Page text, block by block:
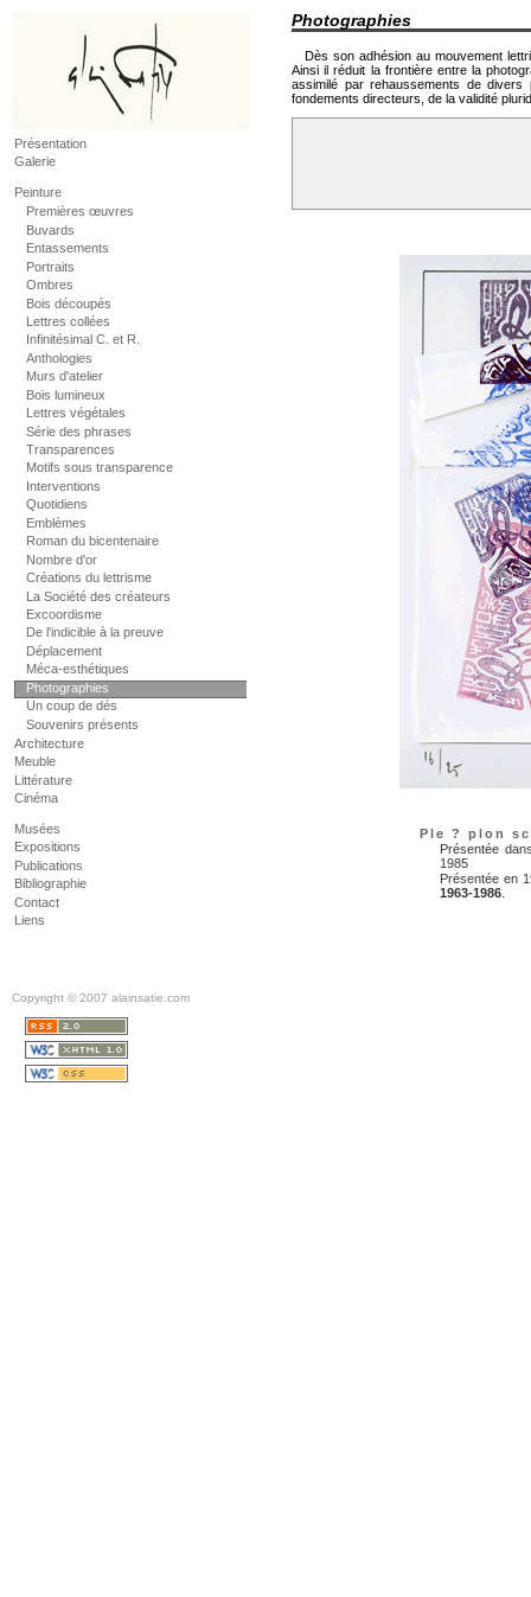
Photographies
Dès son adhésion au mouvement
Ainsi il réduit la frontière entre la
assimilé par rehaussements de
fondements directeurs, de la validité
Ple ? plon
Présentée
1985
Présentée en
1963-1986
Présentation
Galerie
Peinture
Premières œuvres
Buvards
Entassements
Portraits
Ombres
Bois découpés
Lettres collées
Infinitésimal C. et R.
Anthologies
Murs d'atelier
Bois lumineux
Lettres végétales
Série des phrases
Transparences
Motifs sous transparence
Interventions
Quotidiens
Emblèmes
Roman du bicentenaire
Nombre d'or
Créations du lettrisme
La Société des créateurs
Excoordisme
De l'indicible à la preuve
Déplacement
Méca-esthétiques
Photographies
Un coup de dés
Souvenirs présents
Architecture
Meuble
Littérature
Cinéma
Musées
Expositions
Publications
Bibliographie
Contact
Liens
Copyright © 2007 alainsatie.com